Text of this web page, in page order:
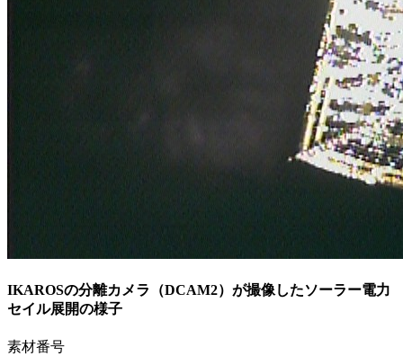
IKAROSの分離カメラ（DCAM2）が撮像したソーラー電力
セイル展開の様子
素材番号